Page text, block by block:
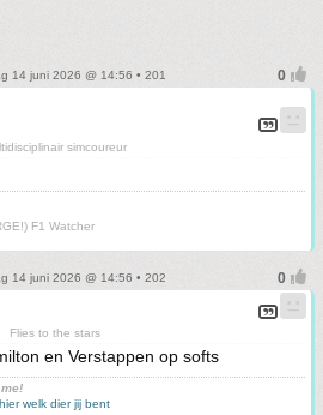
14 juni 2026 @ 14:56 • 201
simcoureur
F1 Watcher
14 juni 2026 @ 14:56 • 202
Flies to the stars
en Verstappen op softs
welk dier jij bent